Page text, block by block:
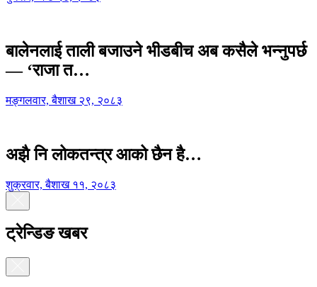
बालेनलाई ताली बजाउने भीडबीच अब कसैले भन्नुपर्छ
— ‘राजा त…
मङ्गलवार, बैशाख २९, २०८३
अझै नि लोकतन्त्र आको छैन है…
शुक्रवार, बैशाख ११, २०८३
ट्रेन्डिङ खबर